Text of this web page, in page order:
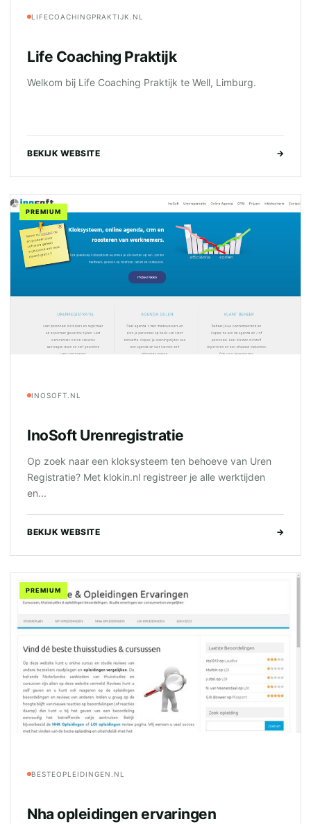
LIFECOACHINGPRAKTIJK.NL
Life Coaching Praktijk
Welkom bij Life Coaching Praktijk te Well, Limburg.
BEKIJK WEBSITE →
PREMIUM
INOSOFT.NL
InoSoft Urenregistratie
Op zoek naar een kloksysteem ten behoeve van Uren
Registratie? Met klokin.nl registreer je alle werktijden
en...
BEKIJK WEBSITE →
PREMIUM
BESTEOPLEIDINGEN.NL
Nha opleidingen ervaringen